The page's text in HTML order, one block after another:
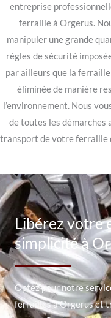
entreprise
ferraille à Orgerus.
manipuler une grande
règles de sécurité
par ailleurs que la
éliminée de manière
l’environnement. Nous
de toutes les démarches
transport de votre ferraille
Libérez votre
simplicité à
Optez pour notre
ferrailles à Orgerus et